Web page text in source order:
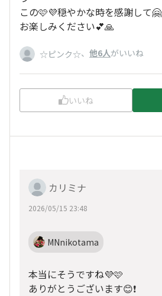
この🩷💜穏やかな時を感謝して🤗
お楽しみください💕🙏
☆ピンク☆、 他6人がいいね
いいね
カリミナ
2026/05/15 23:48
MNnikotama
本当にそうですね💜🩷
ありがとうございます😊❗️